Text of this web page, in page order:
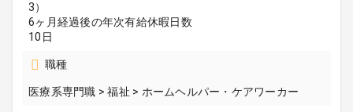
3）
6ヶ月経過後の年次有給休暇日数
10日
職種
医療系専門職 > 福祉 > ホームヘルパー・ケアワーカー